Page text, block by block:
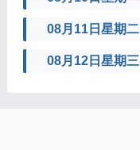
08月11日星期二
08月12日星期三